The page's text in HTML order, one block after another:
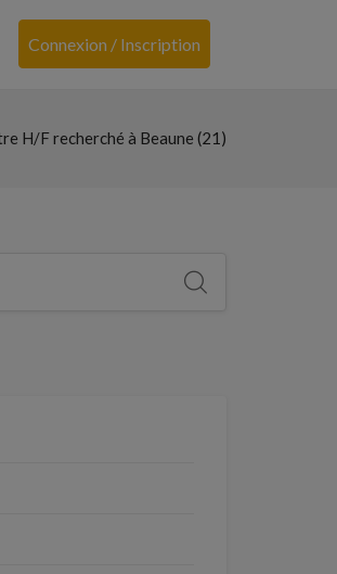
Connexion / Inscription
H/F recherché à Beaune (21)